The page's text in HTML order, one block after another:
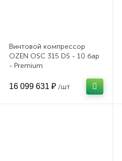
Винтовой компрессор
OZEN OSC 315 DS - 10 бар
- Premium
16 099 631 ₽ /шт